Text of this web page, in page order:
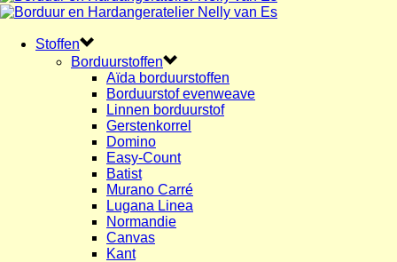
Stoffen
Borduurstoffen
Aïda borduurstoffen
Borduurstof evenweave
Linnen borduurstof
Gerstenkorrel
Domino
Easy-Count
Batist
Murano Carré
Lugana Linea
Normandie
Canvas
Kant